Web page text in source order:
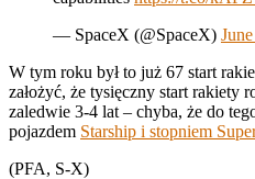
— SpaceX (@SpaceX)
W tym roku był to już 67 start
założyć, że tysięczny start rakiety
zaledwie 3-4 lat – chyba, że do
pojazdem Starship i stopniem
(PFA, S-X)